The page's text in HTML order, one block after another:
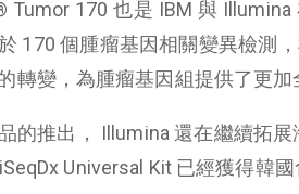
Tumor 170 也是 IBM 與
170 個腫瘤基因相關變異檢測
轉變，為腫瘤基因組提供了更加
的推出， Illumina 還在繼續拓
Universal Kit 已經獲得韓